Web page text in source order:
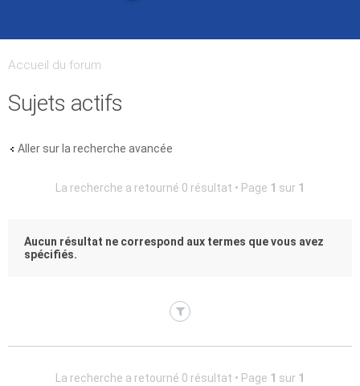
Accueil du forum
Sujets actifs
Aller sur la recherche avancée
La recherche a retourné 0 résultat • Page 1 sur 1
Aucun résultat ne correspond aux termes que vous avez
spécifiés.
La recherche a retourné 0 résultat • Page 1 sur 1